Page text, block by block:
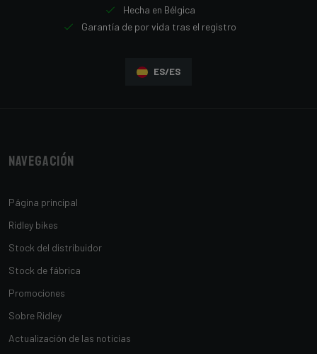
Hecha en Bélgica
Garantía de por vida tras el registro
ES/ES
Navegación
Página principal
Ridley bikes
Stock del distribuidor
Stock de fábrica
Promociones
Sobre Ridley
Actualización de las noticias